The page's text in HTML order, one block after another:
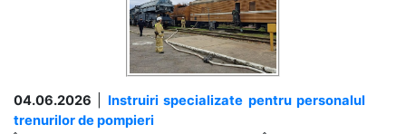
04.06.2026
Instruiri specializate pentru personalul
trenurilor de pompieri